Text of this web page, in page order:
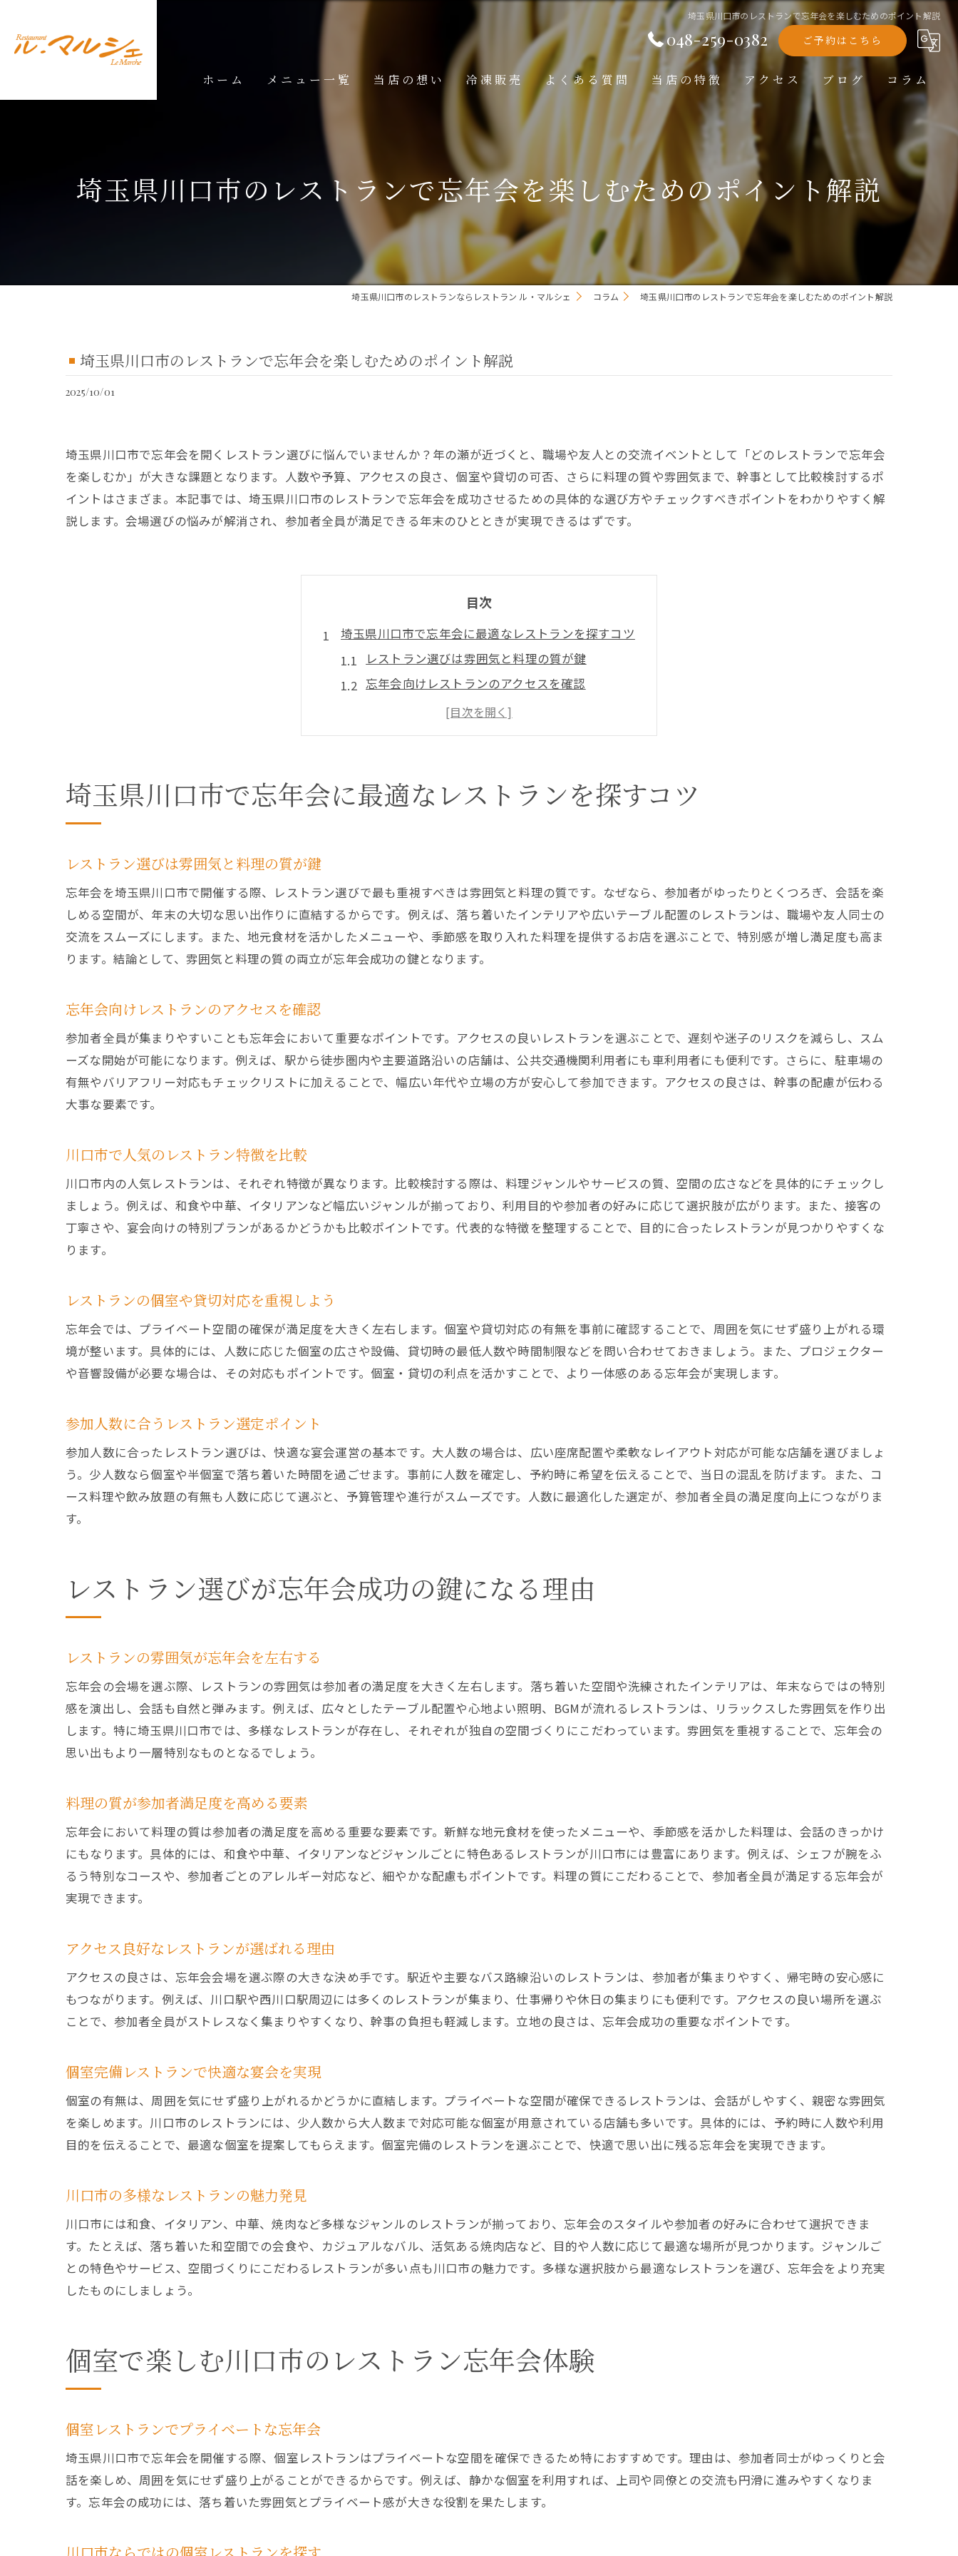
埼玉県川口市のレストランで忘年会を楽しむためのポイント解説
048-259-0382 ご予約はこちら
ホーム メニュー一覧
ディナーメニュー
ドリンクメニュー
当店の想い 冷凍販売 よくある質問 当店の特徴
洋食
ランチ
ディナー
テイクアウト
アクセス ブログ コラム
埼玉県川口市のレストランで忘年会を楽しむためのポイント解説
埼玉県川口市のレストランならレストラン ル・マルシェ コラム 埼玉県川口市のレストランで忘年会を楽しむためのポイント解説
埼玉県川口市のレストランで忘年会を楽しむためのポイント解説
2025/10/01
埼玉県川口市で忘年会を開くレストラン選びに悩んでいませんか？年の瀬が近づくと、職場や友人との交流イベントとして「どのレストランで忘年会
を楽しむか」が大きな課題となります。人数や予算、アクセスの良さ、個室や貸切の可否、さらに料理の質や雰囲気まで、幹事として比較検討するポ
イントはさまざま。本記事では、埼玉県川口市のレストランで忘年会を成功させるための具体的な選び方やチェックすべきポイントをわかりやすく解
説します。会場選びの悩みが解消され、参加者全員が満足できる年末のひとときが実現できるはずです。
目次
埼玉県川口市で忘年会に最適なレストランを探すコツ
レストラン選びは雰囲気と料理の質が鍵
忘年会向けレストランのアクセスを確認
川口市で人気のレストラン特徴を比較
レストランの個室や貸切対応を重視しよう
レストラン選びが忘年会成功の鍵になる理由
レストランの雰囲気が忘年会を左右する
個室完備レストランで快適な宴会を実現
川口市の多様なレストランの魅力発見
個室で楽しむ川口市のレストラン忘年会体験
個室レストランでプライベートな忘年会
人数や目的別おすすめ個室レストラン
忘年会で個室を選ぶメリットと魅力
大人数にも対応可能なレストランの選び方
予約時に人数確認が必要なポイントとは
大人数でも安心なレストランサービス
貸切やアクセス重視ならどんなレストランが良い？
レストラン選びで駅近を重視するポイント
忘年会に最適な貸切プランの活用方法
雰囲気も重視する川口市忘年会レストランの魅力
雰囲気重視で選ぶレストランのポイント
レストランの照明やBGMが演出する時間
参加者の印象に残るレストラン作りの工夫
埼玉県川口市で忘年会に最適なレストランを探すコツ
レストラン選びは雰囲気と料理の質が鍵
忘年会を埼玉県川口市で開催する際、レストラン選びで最も重視すべきは雰囲気と料理の質です。なぜなら、参加者がゆったりとくつろぎ、会話を楽
しめる空間が、年末の大切な思い出作りに直結するからです。例えば、落ち着いたインテリアや広いテーブル配置のレストランは、職場や友人同士の
交流をスムーズにします。また、地元食材を活かしたメニューや、季節感を取り入れた料理を提供するお店を選ぶことで、特別感が増し満足度も高ま
ります。結論として、雰囲気と料理の質の両立が忘年会成功の鍵となります。
忘年会向けレストランのアクセスを確認
参加者全員が集まりやすいことも忘年会において重要なポイントです。アクセスの良いレストランを選ぶことで、遅刻や迷子のリスクを減らし、スム
ーズな開始が可能になります。例えば、駅から徒歩圏内や主要道路沿いの店舗は、公共交通機関利用者にも車利用者にも便利です。さらに、駐車場の
有無やバリアフリー対応もチェックリストに加えることで、幅広い年代や立場の方が安心して参加できます。アクセスの良さは、幹事の配慮が伝わる
大事な要素です。
川口市で人気のレストラン特徴を比較
川口市内の人気レストランは、それぞれ特徴が異なります。比較検討する際は、料理ジャンルやサービスの質、空間の広さなどを具体的にチェックし
ましょう。例えば、和食や中華、イタリアンなど幅広いジャンルが揃っており、利用目的や参加者の好みに応じて選択肢が広がります。また、接客の
丁寧さや、宴会向けの特別プランがあるかどうかも比較ポイントです。代表的な特徴を整理することで、目的に合ったレストランが見つかりやすくな
ります。
レストランの個室や貸切対応を重視しよう
忘年会では、プライベート空間の確保が満足度を大きく左右します。個室や貸切対応の有無を事前に確認することで、周囲を気にせず盛り上がれる環
境が整います。具体的には、人数に応じた個室の広さや設備、貸切時の最低人数や時間制限などを問い合わせておきましょう。また、プロジェクター
や音響設備が必要な場合は、その対応もポイントです。個室・貸切の利点を活かすことで、より一体感のある忘年会が実現します。
参加人数に合うレストラン選定ポイント
参加人数に合ったレストラン選びは、快適な宴会運営の基本です。大人数の場合は、広い座席配置や柔軟なレイアウト対応が可能な店舗を選びましょ
う。少人数なら個室や半個室で落ち着いた時間を過ごせます。事前に人数を確定し、予約時に希望を伝えることで、当日の混乱を防げます。また、コ
ース料理や飲み放題の有無も人数に応じて選ぶと、予算管理や進行がスムーズです。人数に最適化した選定が、参加者全員の満足度向上につながりま
す。
レストラン選びが忘年会成功の鍵になる理由
レストランの雰囲気が忘年会を左右する
忘年会の会場を選ぶ際、レストランの雰囲気は参加者の満足度を大きく左右します。落ち着いた空間や洗練されたインテリアは、年末ならではの特別
感を演出し、会話も自然と弾みます。例えば、広々としたテーブル配置や心地よい照明、BGMが流れるレストランは、リラックスした雰囲気を作り出
します。特に埼玉県川口市では、多様なレストランが存在し、それぞれが独自の空間づくりにこだわっています。雰囲気を重視することで、忘年会の
思い出もより一層特別なものとなるでしょう。
料理の質が参加者満足度を高める要素
忘年会において料理の質は参加者の満足度を高める重要な要素です。新鮮な地元食材を使ったメニューや、季節感を活かした料理は、会話のきっかけ
にもなります。具体的には、和食や中華、イタリアンなどジャンルごとに特色あるレストランが川口市には豊富にあります。例えば、シェフが腕をふ
るう特別なコースや、参加者ごとのアレルギー対応など、細やかな配慮もポイントです。料理の質にこだわることで、参加者全員が満足する忘年会が
実現できます。
アクセス良好なレストランが選ばれる理由
アクセスの良さは、忘年会会場を選ぶ際の大きな決め手です。駅近や主要なバス路線沿いのレストランは、参加者が集まりやすく、帰宅時の安心感に
もつながります。例えば、川口駅や西川口駅周辺には多くのレストランが集まり、仕事帰りや休日の集まりにも便利です。アクセスの良い場所を選ぶ
ことで、参加者全員がストレスなく集まりやすくなり、幹事の負担も軽減します。立地の良さは、忘年会成功の重要なポイントです。
個室完備レストランで快適な宴会を実現
個室の有無は、周囲を気にせず盛り上がれるかどうかに直結します。プライベートな空間が確保できるレストランは、会話がしやすく、親密な雰囲気
を楽しめます。川口市のレストランには、少人数から大人数まで対応可能な個室が用意されている店舗も多いです。具体的には、予約時に人数や利用
目的を伝えることで、最適な個室を提案してもらえます。個室完備のレストランを選ぶことで、快適で思い出に残る忘年会を実現できます。
川口市の多様なレストランの魅力発見
川口市には和食、イタリアン、中華、焼肉など多様なジャンルのレストランが揃っており、忘年会のスタイルや参加者の好みに合わせて選択できま
す。たとえば、落ち着いた和空間での会食や、カジュアルなバル、活気ある焼肉店など、目的や人数に応じて最適な場所が見つかります。ジャンルご
との特色やサービス、空間づくりにこだわるレストランが多い点も川口市の魅力です。多様な選択肢から最適なレストランを選び、忘年会をより充実
したものにしましょう。
個室で楽しむ川口市のレストラン忘年会体験
個室レストランでプライベートな忘年会
埼玉県川口市で忘年会を開催する際、個室レストランはプライベートな空間を確保できるため特におすすめです。理由は、参加者同士がゆっくりと会
話を楽しめ、周囲を気にせず盛り上がることができるからです。例えば、静かな個室を利用すれば、上司や同僚との交流も円滑に進みやすくなりま
す。忘年会の成功には、落ち着いた雰囲気とプライベート感が大きな役割を果たします。
川口市ならではの個室レストランを探す